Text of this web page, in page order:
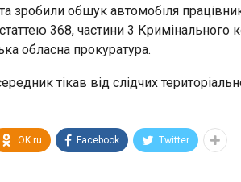
зробили обшук автомобіля
368, частини 3 Кримінального
обласна прокуратура.
тікав від слідчих
OK.ru Facebook Twitter